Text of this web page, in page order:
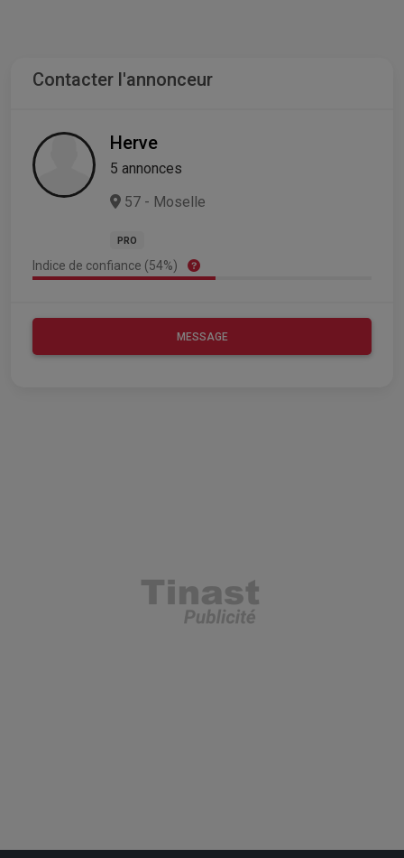
Contacter l'annonceur
Herve
5 annonces
57 - Moselle
PRO
Indice de confiance (54%)
MESSAGE